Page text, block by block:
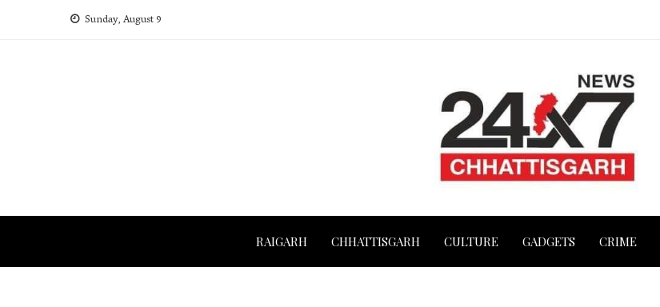
Sunday, August 9
RAIGARH CHHATTISGARH CULTURE GADGETS CRIME